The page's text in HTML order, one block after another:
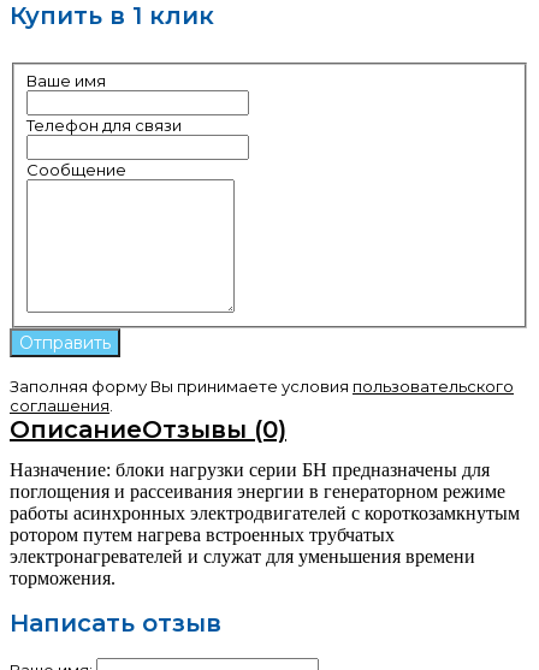
Купить в 1 клик
Ваше имя
Телефон для связи
Сообщение
Заполняя форму Вы принимаете условия пользовательского
соглашения
ОписаниеОтзывы (0)
Назначение: блоки нагрузки серии БН предназначены для
поглощения и рассеивания энергии в генераторном режиме
работы асинхронных электродвигателей с короткозамкнутым
ротором путем нагрева встроенных трубчатых
электронагревателей и служат для уменьшения времени
торможения.
Написать отзыв